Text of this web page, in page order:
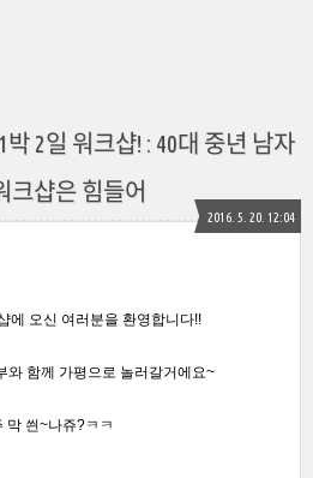
2일 워크샵! : 40대 중년 남자
크샵은 힘들어
2016. 5. 20. 12:04
에 오신 여러분을 환영합니다!!
와 함께 가평으로 놀러갈거에요~
막 씐~나쥬?ㅋㅋ